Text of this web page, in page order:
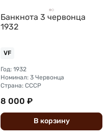
Банкнота 3 червонца
1932
VF
Год: 1932
Номинал: 3 Червонца
Страна: СССР
8 000 ₽
В корзину